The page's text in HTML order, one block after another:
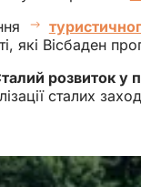
які Вісбаден
розвиток у
сталих